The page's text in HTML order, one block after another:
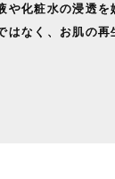
化粧水の浸透を
なく、お肌の再